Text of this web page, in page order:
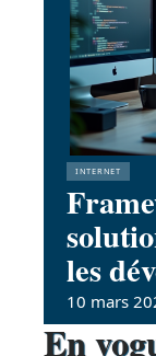
INTERNET
les
10 mars
En